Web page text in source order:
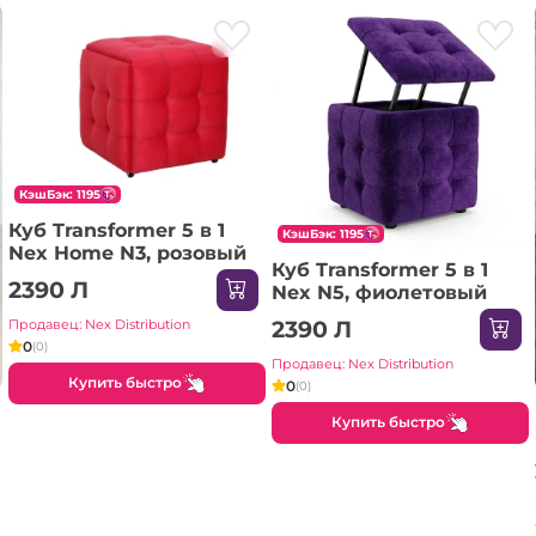
КэшБэк: 1195
Куб Transformer 5 в 1
Nex Home N3, розовый
2390 Л
Продавец: Nex Distribution
0(0)
Купить быстро
КэшБэк: 1195
Куб Transformer 5 в 1
Nex N5, фиолетовый
2390 Л
Продавец: Nex Distribution
0(0)
Купить быстро